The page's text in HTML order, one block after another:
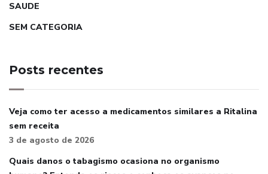
SAUDE
SEM CATEGORIA
Posts recentes
Veja como ter acesso a medicamentos similares a Ritalina
sem receita
3 de agosto de 2026
Quais danos o tabagismo ocasiona no organismo